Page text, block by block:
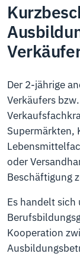
Der 2-jährige
Verkäufers
Supermärkten,
oder
Beschäftigung
Es handelt
Kooperation